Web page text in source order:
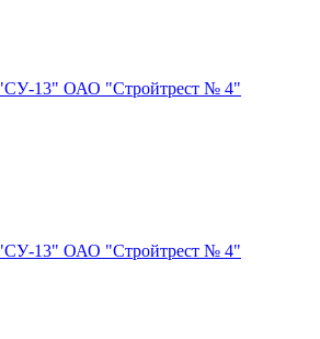
13" ОАО "Стройтрест № 4"
13" ОАО "Стройтрест № 4"